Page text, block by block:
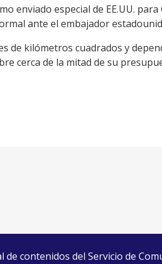
enviado especial de EE.UU.
ante el embajador
de kilómetros cuadrados y
cerca de la mitad de su
de contenidos del Servicio de